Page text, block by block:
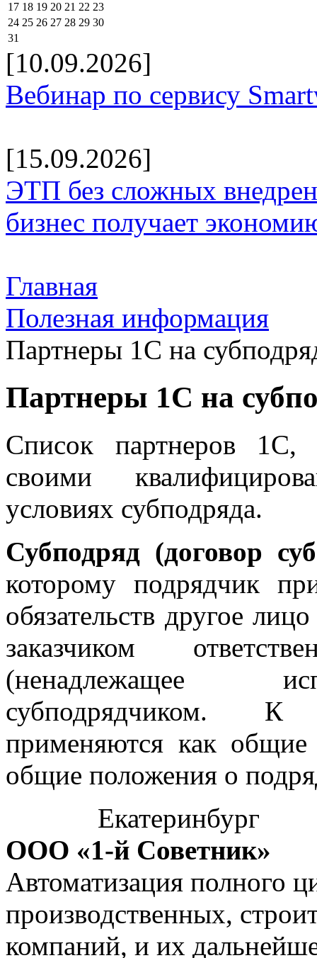
17 18 19 20 21 22 23
24 25 26 27 28 29 30
31
[10.09.2026]
Вебинар по сервису
[15.09.2026]
ЭТП без сложных
бизнес получает
Главная
Полезная информация
Партнеры 1С на
Партнеры 1С на
Список партнеров 1С,
своими
условиях субподряда.
Субподряд (договор
которому подрядчик
обязательств другое
заказчиком
(ненадлежащее
субподрядчиком. К
применяются как
общие положения о
Екатеринбург
ООО «1-й Советник»
Автоматизация полного
производственных,
компаний, и их